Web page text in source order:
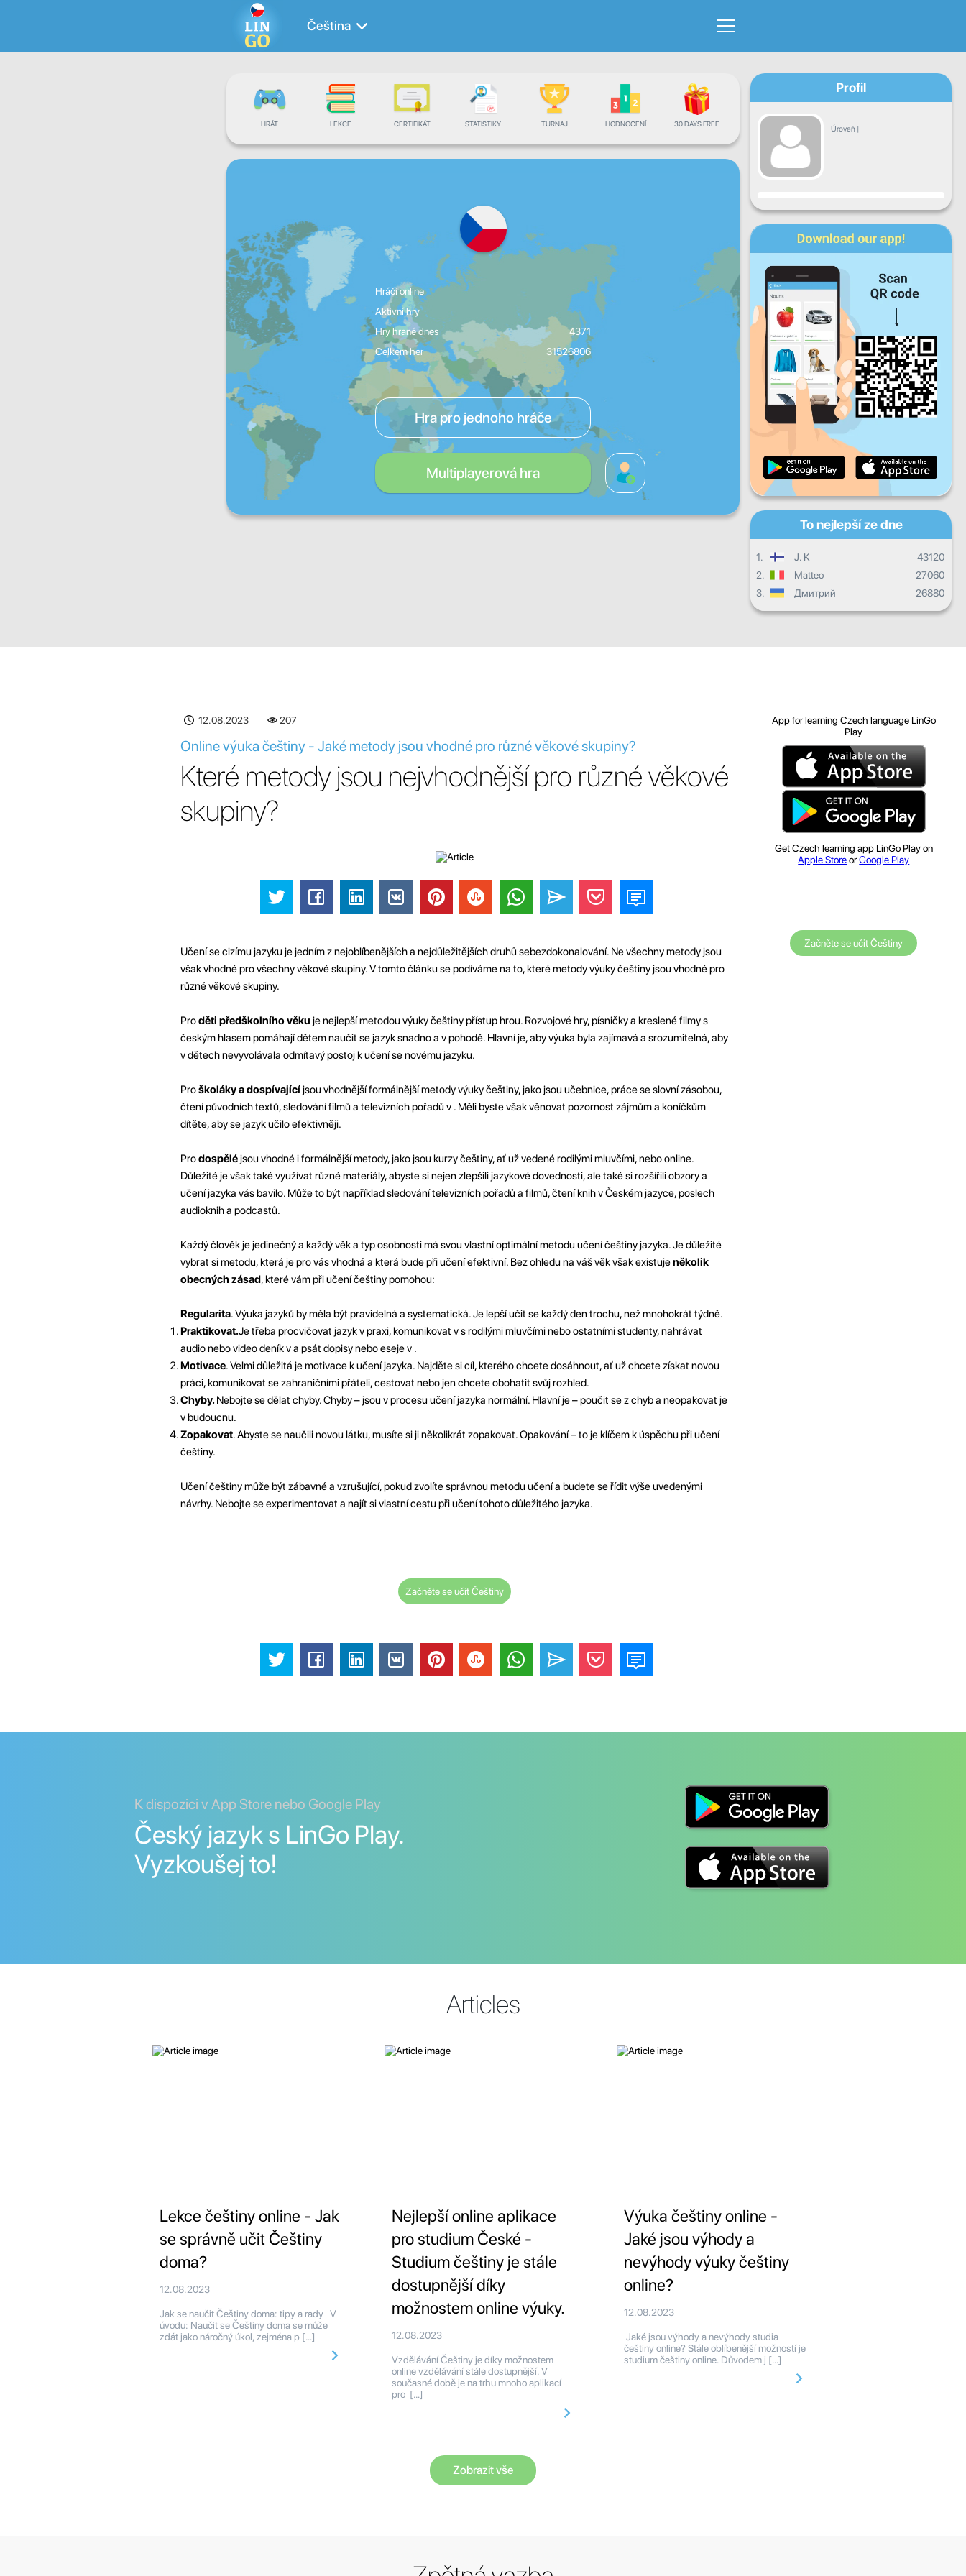
Čeština
HRÁT LEKCE CERTIFIKÁT STATISTIKY TURNAJ HODNOCENÍ 30 DAYS FREE
Hráči online
Aktivní hry
Hry hrané dnes
4371
Celkem her
31526806
Hra pro jednoho hráče
Multiplayerová hra
Profil
Úroveň |
Pokrok
Po St Čt
So Ne
Denní pokrok
Měsíční pokrok
Celkový postup
To nejlepší ze dne
1. J. K
43120
2.
Matteo
27060
3.
Дмитрий 26880
12.08.2023 207
Online výuka češtiny - Jaké metody jsou vhodné pro různé věkové skupiny?
Které metody jsou nejvhodnější pro různé věkové
skupiny?
Učení se cizímu jazyku je jedním z nejoblíbenějších a nejdůležitějších druhů sebezdokonalování. Ne všechny metody jsou
však vhodné pro všechny věkové skupiny. V tomto článku se podíváme na to, které metody výuky češtiny jsou vhodné pro
různé věkové skupiny.
Proděti předškolního věku je nejlepší metodou výuky češtiny přístup hrou. Rozvojové hry, písničky a kreslené filmy s
českým hlasem pomáhají dětem naučit se jazyk snadno a v pohodě. Hlavní je, aby výuka byla zajímavá a srozumitelná, aby
v dětech nevyvolávala odmítavý postoj k učení se novému jazyku.
Proškoláky a dospívajícíjsou vhodnější formálnější metody výuky češtiny, jako jsou učebnice, práce se slovní zásobou,
čtení původních textů, sledování filmů a televizních pořadů v . Měli byste však věnovat pozornost zájmům a koníčkům
dítěte, aby se jazyk učilo efektivněji.
Prodospěléjsou vhodné i formálnější metody, jako jsou kurzy češtiny, ať už vedené rodilými mluvčími, nebo online.
Důležité je však také využívat různé materiály, abyste si nejen zlepšili jazykové dovednosti, ale také si rozšířili obzory a
učení jazyka vás bavilo. Může to být například sledování televizních pořadů a filmů, čtení knih v Českém jazyce, poslech
audioknih a podcastů.
Každý člověk je jedinečný a každý věk a typ osobnosti má svou vlastní optimální metodu učení češtiny jazyka. Je důležité
vybrat si metodu, která je pro vás vhodná a která bude při učení efektivní. Bez ohledu na váš věk však existujeněkolik
obecných zásad, které vám při učení češtiny pomohou:
Regularita. Výuka jazyků by měla být pravidelná a systematická. Je lepší učit se každý den trochu, než mnohokrát týdně.
Praktikovat.Je třeba procvičovat jazyk v praxi, komunikovat v s rodilými mluvčími nebo ostatními studenty, nahrávat
audio nebo video deník v a psát dopisy nebo eseje v .
Motivace. Velmi důležitá je motivace k učení jazyka. Najděte si cíl, kterého chcete dosáhnout, ať už chcete získat novou
práci, komunikovat se zahraničními přáteli, cestovat nebo jen chcete obohatit svůj rozhled.
Chyby.Nebojte se dělat chyby. Chyby – jsou v procesu učení jazyka normální. Hlavní je – poučit se z chyb a neopakovat je
v budoucnu.
Zopakovat. Abyste se naučili novou látku, musíte si ji několikrát zopakovat. Opakování – to je klíčem k úspěchu při učení
češtiny.
Učení češtiny může být zábavné a vzrušující, pokud zvolíte správnou metodu učení a budete se řídit výše uvedenými
návrhy. Nebojte se experimentovat a najít si vlastní cestu při učení tohoto důležitého jazyka.
Začněte se učit Češtiny
App for learning Czech language LinGo
Play
Get Czech learning app LinGo Play on
Apple StoreorGoogle Play
Začněte se učit Češtiny
K dispozici v App Store nebo Google Play
Český jazyk s LinGo Play.
Vyzkoušej to!
Articles
Lekce češtiny online - Jak
se správně učit Češtiny
doma?
12.08.2023
Jak se naučit Češtiny doma: tipy a rady V
úvodu: Naučit se Češtiny doma se může
zdát jako náročný úkol, zejména p […]
Nejlepší online aplikace
pro studium České -
Studium češtiny je stále
dostupnější díky
možnostem online výuky.
12.08.2023
Vzdělávání Češtiny je díky možnostem
online vzdělávání stále dostupnější. V
současné době je na trhu mnoho aplikací
pro […]
Výuka češtiny online -
Jaké jsou výhody a
nevýhody výuky češtiny
online?
12.08.2023
Jaké jsou výhody a nevýhody studia
češtiny online? Stále oblíbenější možností je
studium češtiny online. Důvodem j […]
Zobrazit vše